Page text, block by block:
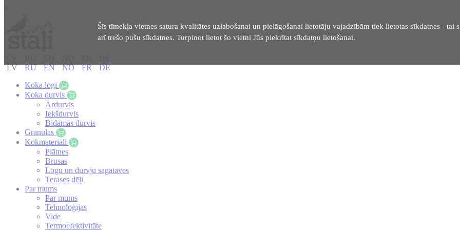
Šīs tīmekļa vietnes satura kvalitātes uzlabošanai un pielāgošanai lietotāju vajadzībām tiek lietotas sīkdatnes - tai
arī trešo pušu sīkdatnes. Turpinot lietot šo vietni Jūs piekrītat sīkdatņu lietošanai.
LV RU EN NO FR DE
Koka logi
Koka durvis
Ārdurvis
Iekšdurvis
Bīdāmās durvis
Granulas
Kokmateriāli
Plātnes
Brusas
Logu un durvju sagataves
Terases dēļi
Par mums
Par mums
Tehnoloģijas
Vide
Termoefektivitāte